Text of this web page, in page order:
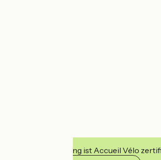
Diese Einrichtung ist Accueil Vélo